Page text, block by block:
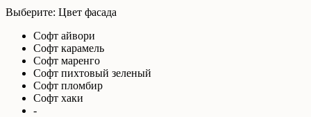
Выберите: Цвет фасада
Софт айвори
Софт карамель
Софт маренго
Софт пихтовый зеленый
Софт пломбир
Софт хаки
-